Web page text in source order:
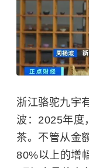
浙江骆驼九宇
波：2025年度
茶。不管从金
80%以上的增